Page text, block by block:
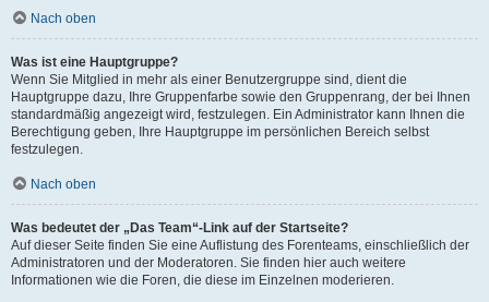
Nach oben
Was ist eine Hauptgruppe?
Wenn Sie Mitglied in mehr als einer Benutzergruppe sind, dient die
Hauptgruppe dazu, Ihre Gruppenfarbe sowie den Gruppenrang, der bei Ihnen
standardmäßig angezeigt wird, festzulegen. Ein Administrator kann Ihnen die
Berechtigung geben, Ihre Hauptgruppe im persönlichen Bereich selbst
festzulegen.
Nach oben
Was bedeutet der „Das Team“-Link auf der Startseite?
Auf dieser Seite finden Sie eine Auflistung des Forenteams, einschließlich der
Administratoren und der Moderatoren. Sie finden hier auch weitere
Informationen wie die Foren, die diese im Einzelnen moderieren.